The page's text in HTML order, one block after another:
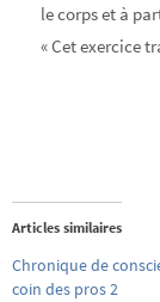
le corps et à
« Cet exercice
Articles similaires
Chronique de
coin des pros 2